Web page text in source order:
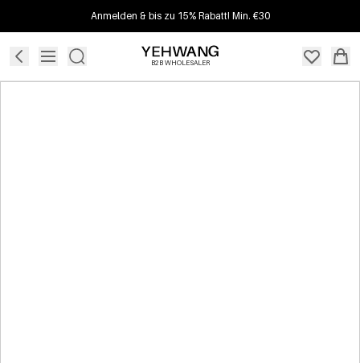
Anmelden & bis zu 15% Rabatt! Min. €30
B2B WHOLESALER